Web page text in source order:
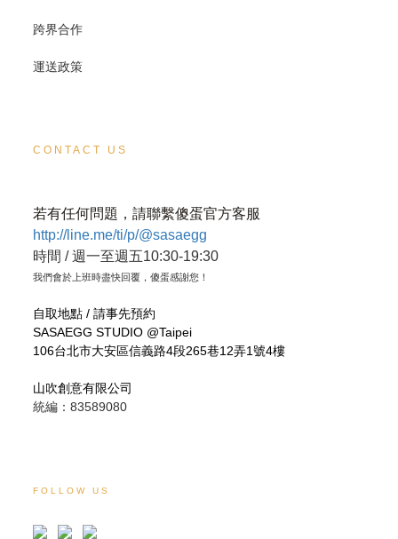
跨界合作
運送政策
CONTACT US
若有任何問題，請聯繫傻蛋官方客服
http://line.me/ti/p/@sasaegg
時間 / 週一至週五10:30-19:30
我們會於上班時盡快回覆，傻蛋感謝您！
自取地點 / 請事先預約
SASAEGG STUDIO @Taipei
106台北市大安區信義路4段265巷12弄1號4樓
山吹創意有限公司
統編：83589080
FOLLOW US